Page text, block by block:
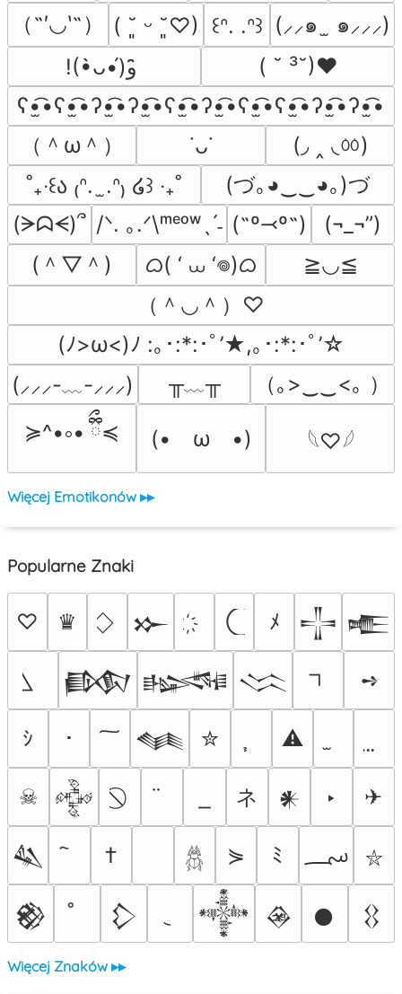
（˶′◡‵˶） ( ˘͈ ᵕ ˘͈♡) ꒰ᐢ. .ᐢ꒱ (⸝⸝๑  ̫ ๑⸝⸝⸝)
( ˘ ³˘)♥
ʕ•̫͡•ʕ•̫͡•ʔ•̫͡•ʔ•̫͡•ʕ•̫͡•ʔ•̫͡•ʕ•̫͡•ʕ•̫͡•ʔ•̫͡•ʔ•̫͡•
（＾ω＾）
˙ᴗ˙
(◞ ‸ ◟ㆀ)
˚₊‧꒰ა ₍ᐢ.  ̫.ᐢ₎ ໒꒱ ‧₊˚
(づ｡◕‿‿◕｡)づ
(ᗒᗣᗕ)՞ /ᐠ. ｡.ᐟ\ᵐᵉᵒʷˎˊ˗ (˶º⤙º˶)
(¬_¬”)
(＾▽＾)
ᜊ( ‘ ⩊ ‘𖦹)ᜊ
≧◡≦
（＾◡＾）♡
(ﾉ>ω<)ﾉ :｡･:*:･ﾟ’★,｡･:*:･ﾟ’☆
(⸝⸝⸝-﹏-⸝⸝⸝)
╥﹏╥
（｡>‿‿<｡ ）
≽^•༚• ྀིྀ≼
(•　ω　•) 𓆩♡𓆪
Więcej Emotikonów ▸▸
Popularne Znaki
♡ ♛ 𒁍 ﾒ 𒋲 𒍫
𒁃 𒈙 𒈱 ➺
ｼ ･ 𒈝 ✮ ⚠
☠ 𒅒 ネ 𒀭 ‣ ✈
𒈑 † 𓆣 ⋟ ﾐ ؄ ⛥
𒆙 𒁷 𒀱 𒊲 𒊹 𒌐
Więcej Znaków ▸▸